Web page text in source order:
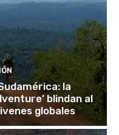
la
blindan al
globales